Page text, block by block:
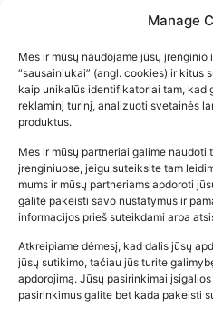
Manage
Mes ir mūsų naudojame jūsų
“sausainiukai” (angl. cookies) ir kitus
kaip unikalūs identifikatoriai tam, kad
reklaminį turinį, analizuoti svetainės
produktus.
Mes ir mūsų partneriai galime
įrenginiuose, jeigu suteiksite tam
mums ir mūsų partneriams apdoroti
galite pakeisti savo nustatymus ir
informacijos prieš suteikdami arba
Atkreipiame dėmesį, kad dalis jūsų
jūsų sutikimo, tačiau jūs turite
apdorojimą. Jūsų pasirinkimai
pasirinkimus galite bet kada pakeisti
Populiariausios
kūdikių tyrelės –…
2026-02-22